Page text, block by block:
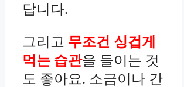
답니다.
그리고 무조건 싱겁게
먹는 습관을 들이는 것
도 좋아요. 소금이나 간